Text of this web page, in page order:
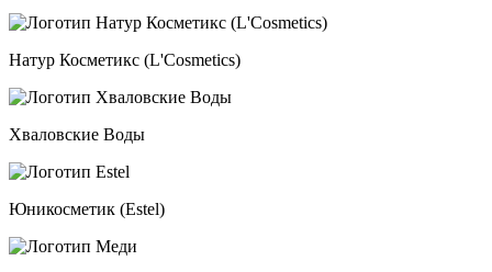
Натур Косметикс (L'Cosmetics)
Хваловские Воды
Юникосметик (Estel)